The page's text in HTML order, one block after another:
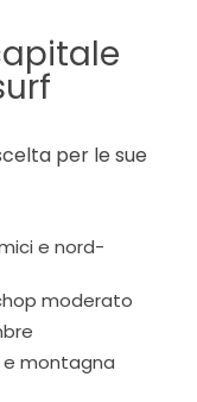
per le sue
e nord-
moderato
montagna